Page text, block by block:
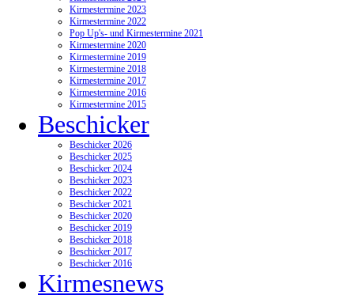
Kirmestermine 2023
Kirmestermine 2022
Pop Up's- und Kirmestermine 2021
Kirmestermine 2020
Kirmestermine 2019
Kirmestermine 2018
Kirmestermine 2017
Kirmestermine 2016
Kirmestermine 2015
Beschicker
Beschicker 2026
Beschicker 2025
Beschicker 2024
Beschicker 2023
Beschicker 2022
Beschicker 2021
Beschicker 2020
Beschicker 2019
Beschicker 2018
Beschicker 2017
Beschicker 2016
Kirmesnews